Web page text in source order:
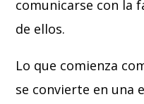
comunicarse con la
de ellos.
Lo que comienza
se convierte en una